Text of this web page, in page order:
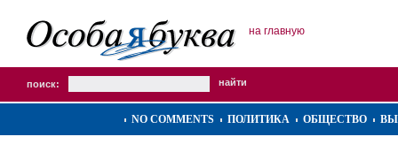
на главную
поиск:
NO COMMENTS ПОЛИТИКА ОБЩЕСТВО